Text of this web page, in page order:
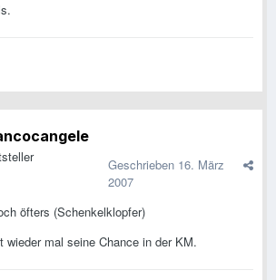
Geschrieben 16. März
2007
öfters (Schenkelklopfer)
wieder mal seine Chance in der KM.